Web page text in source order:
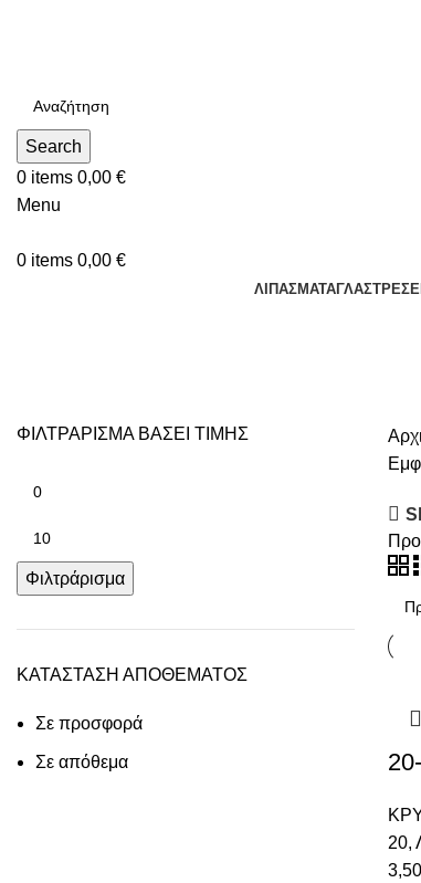
Search
0 items 0,00 €
Menu
0 items 0,00 €
ΛΙΠΑΣΜΑΤΑΓΛΑΣΤΡΕΣ
ΦΙΛΤΡΑΡΙΣΜΑ ΒΑΣΕΙ ΤΙΜΗΣ
Φιλτράρισμα
ΚΑΤΑΣΤΑΣΗ ΑΠΟΘΕΜΑΤΟΣ
Σε προσφορά
Σε απόθεμα
20,
3,50